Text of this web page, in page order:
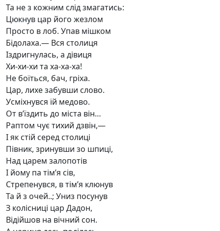
Та не з кожним слід змагатись:
Цюкнув цар його жезлом
Просто в лоб. Упав мішком
Бідолаха.— Вся столиця
Іздригнулась, а дівиця
Хи-хи-хи та ха-ха-ха!
Не боїться, бач, гріха.
Цар, лихе забувши слово.
Усміхнувся їй медово.
От в’їздить до міста він…
Раптом чує тихий дзвін,—
І як стій серед столиці
Півник, зринувши зо шпиці,
Над царем залопотів
І йому па тім’я сів,
Стрепенувся, в тім’я клюнув
Та й з очей..; Униз посунув
З колісниці цар Дадон,
Відійшов на вічний сон.